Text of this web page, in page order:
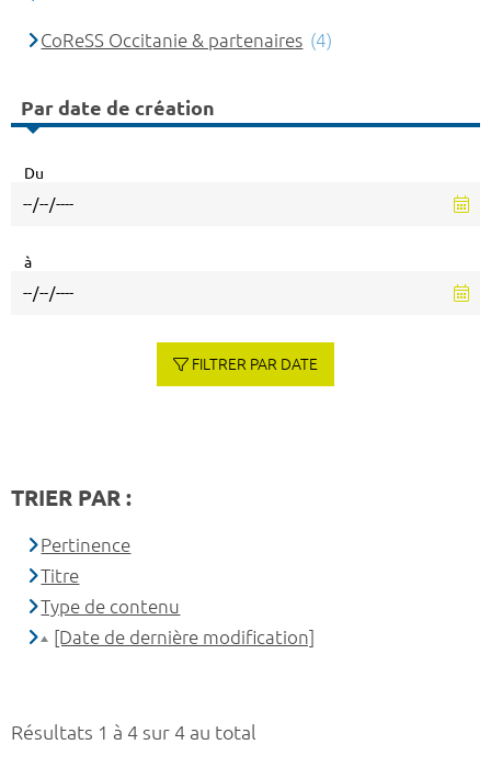
Résultats 1 à 4 sur 4 au total
CoReSS Occitanie & partenaires (4)
Par date de création
Du
à
FILTRER PAR DATE
TRIER PAR :
Pertinence
Titre
Type de contenu
[Date de dernière modification]